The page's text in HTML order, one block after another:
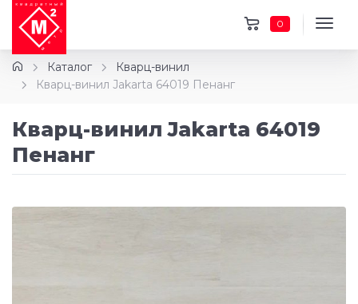
0
Каталог
Кварц-винил
Кварц-винил Jakarta 64019 Пенанг
Кварц-винил Jakarta 64019
Пенанг